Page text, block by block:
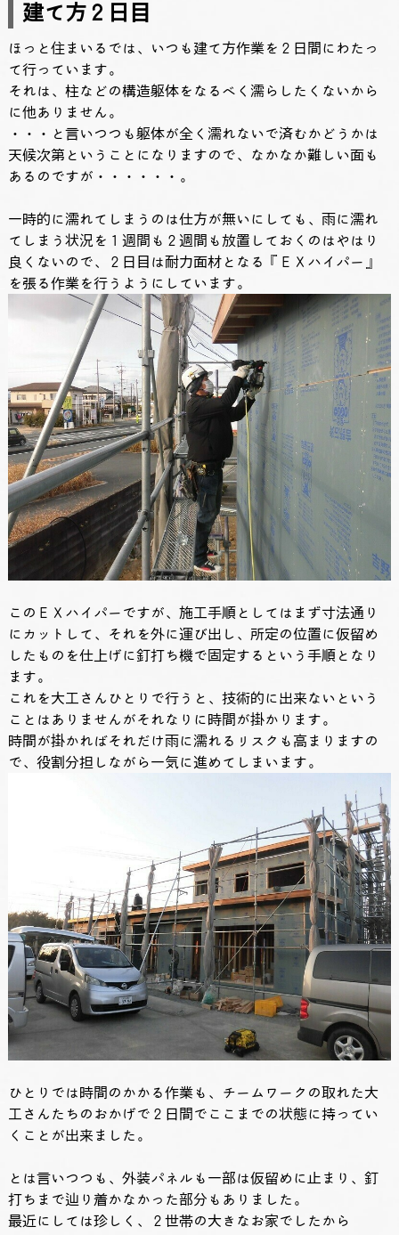
建て方２日目
ほっと住まいるでは、いつも建て方作業を２日間にわたっ
て行っています。
それは、柱などの構造躯体をなるべく濡らしたくないから
に他ありません。
・・・と言いつつも躯体が全く濡れないで済むかどうかは
天候次第ということになりますので、なかなか難しい面も
あるのですが・・・・・・。
一時的に濡れてしまうのは仕方が無いにしても、雨に濡れ
てしまう状況を１週間も２週間も放置しておくのはやはり
良くないので、２日目は耐力面材となる『ＥＸハイパー』
を張る作業を行うようにしています。
このＥＸハイパーですが、施工手順としてはまず寸法通り
にカットして、それを外に運び出し、所定の位置に仮留め
したものを仕上げに釘打ち機で固定するという手順となり
ます。
これを大工さんひとりで行うと、技術的に出来ないという
ことはありませんがそれなりに時間が掛かります。
時間が掛かればそれだけ雨に濡れるリスクも高まりますの
で、役割分担しながら一気に進めてしまいます。
ひとりでは時間のかかる作業も、チームワークの取れた大
工さんたちのおかげで２日間でここまでの状態に持ってい
くことが出来ました。
とは言いつつも、外装パネルも一部は仮留めに止まり、釘
打ちまで辿り着かなかった部分もありました。
最近にしては珍しく、２世帯の大きなお家でしたから